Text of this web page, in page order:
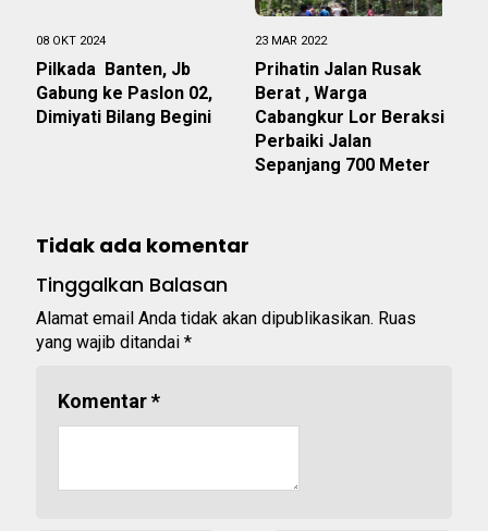
08 OKT 2024
Pilkada Banten, Jb
Gabung ke Paslon 02,
Dimiyati Bilang Begini
23 MAR 2022
Prihatin Jalan Rusak
Berat , Warga
Cabangkur Lor Beraksi
Perbaiki Jalan
Sepanjang 700 Meter
Tidak ada komentar
Tinggalkan Balasan
Alamat email Anda tidak akan dipublikasikan. Ruas
yang wajib ditandai *
Komentar*